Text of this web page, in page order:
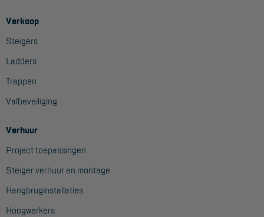
Verkoop
Steigers
Ladders
Trappen
Valbeveiliging
Verhuur
Project toepassingen
Steiger verhuur en montage
Hangbruginstallaties
Hoogwerkers